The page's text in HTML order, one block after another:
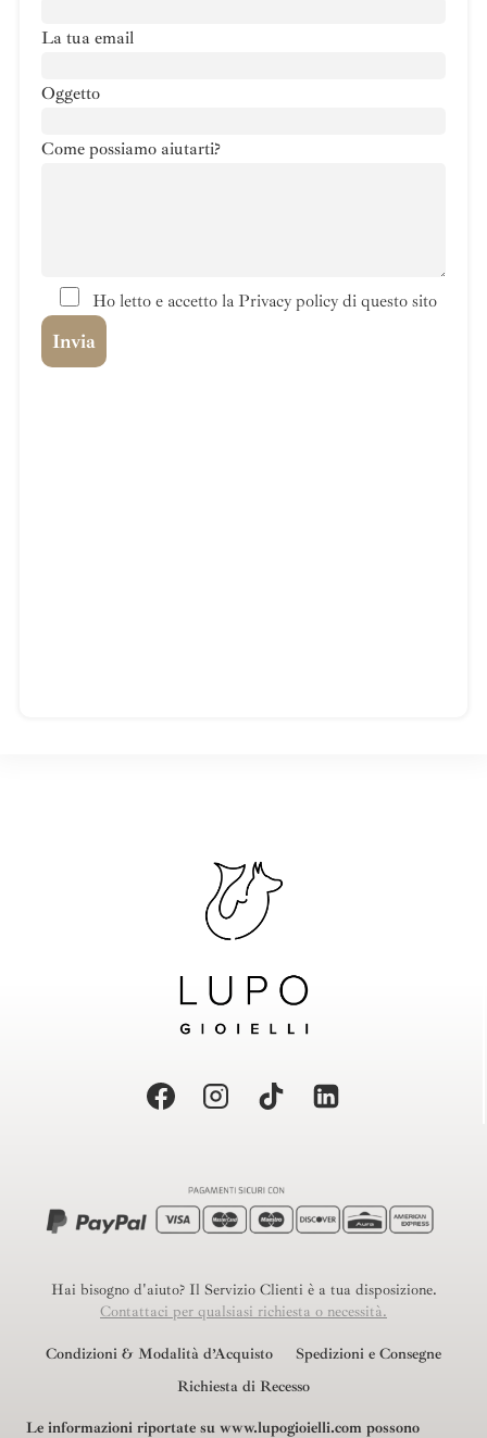
La tua email
Oggetto
Come possiamo aiutarti?
Ho letto e accetto la Privacy policy di questo sito
Hai bisogno d'aiuto? Il Servizio Clienti è a tua disposizione.
Contattaci per qualsiasi richiesta o necessità.
Condizioni & Modalità d’Acquisto
Spedizioni e Consegne
Richiesta di Recesso
Le informazioni riportate su www.lupogioielli.com possono